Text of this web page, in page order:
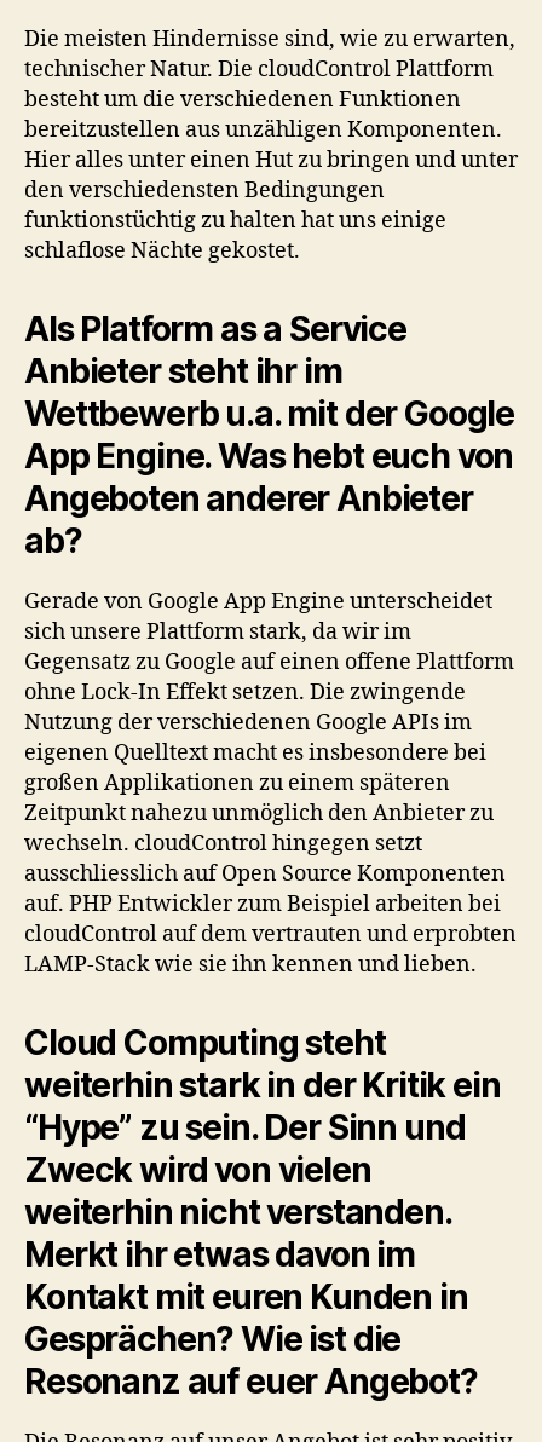
Die meisten Hindernisse sind, wie zu erwarten,
technischer Natur. Die cloudControl Plattform
besteht um die verschiedenen Funktionen
bereitzustellen aus unzähligen Komponenten.
Hier alles unter einen Hut zu bringen und unter
den verschiedensten Bedingungen
funktionstüchtig zu halten hat uns einige
schlaflose Nächte gekostet.
Als Platform as a Service
Anbieter steht ihr im
Wettbewerb u.a. mit der Google
App Engine. Was hebt euch von
Angeboten anderer Anbieter
ab?
Gerade von Google App Engine unterscheidet
sich unsere Plattform stark, da wir im
Gegensatz zu Google auf einen offene Plattform
ohne Lock-In Effekt setzen. Die zwingende
Nutzung der verschiedenen Google APIs im
eigenen Quelltext macht es insbesondere bei
großen Applikationen zu einem späteren
Zeitpunkt nahezu unmöglich den Anbieter zu
wechseln. cloudControl hingegen setzt
ausschliesslich auf Open Source Komponenten
auf. PHP Entwickler zum Beispiel arbeiten bei
cloudControl auf dem vertrauten und erprobten
LAMP-Stack wie sie ihn kennen und lieben.
Cloud Computing steht
weiterhin stark in der Kritik ein
“Hype” zu sein. Der Sinn und
Zweck wird von vielen
weiterhin nicht verstanden.
Merkt ihr etwas davon im
Kontakt mit euren Kunden in
Gesprächen? Wie ist die
Resonanz auf euer Angebot?